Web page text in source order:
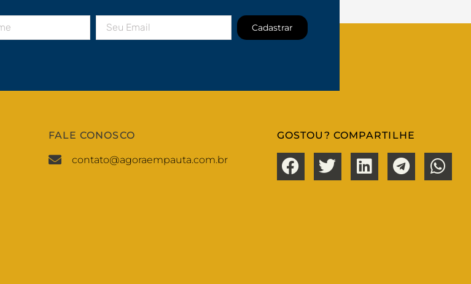
Cadastrar
FALE CONOSCO
contato@agoraempauta.com.br
GOSTOU? COMPARTILHE